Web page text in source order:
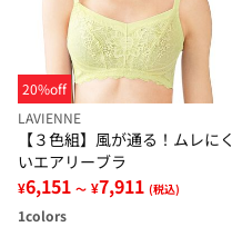
20%off
LAVIENNE
【３色組】風が通る！ムレにく
いエアリーブラ
¥6,151 ～ ¥7,911 (税込)
1colors